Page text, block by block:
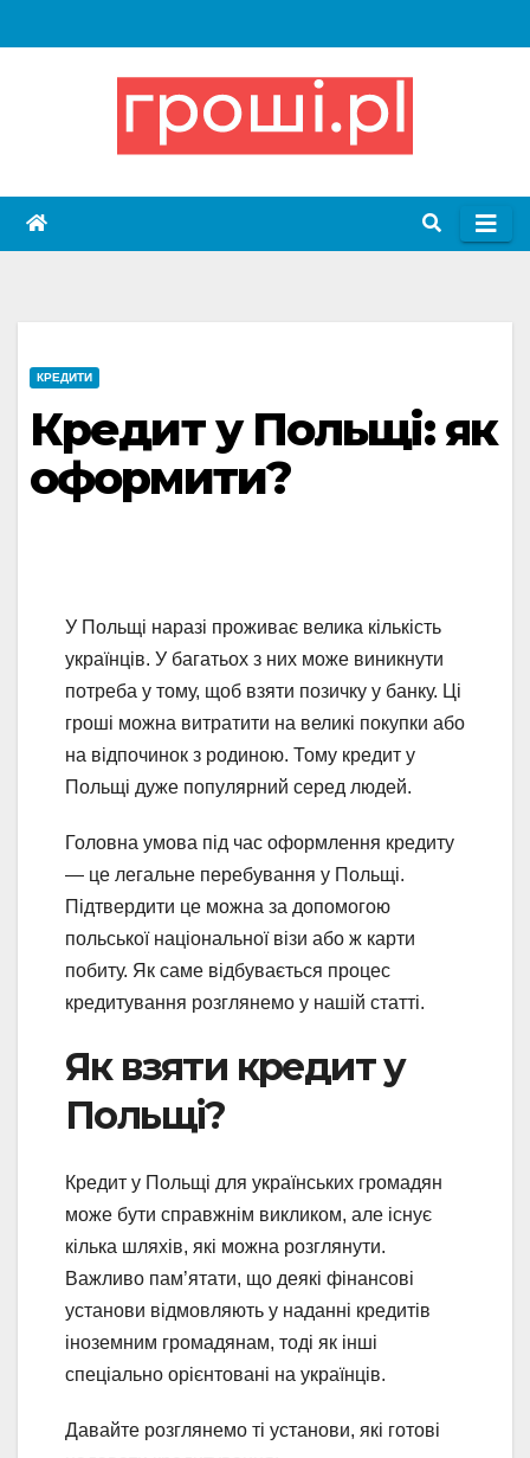
to
КРЕДИТИ
Кредит у Польщі: як
оформити?
У Польщі наразі проживає велика кількість
українців. У багатьох з них може виникнути
потреба у тому, щоб взяти позичку у банку. Ці
гроші можна витратити на великі покупки або
на відпочинок з родиною. Тому кредит у
Польщі дуже популярний серед людей.
Головна умова під час оформлення кредиту
— це легальне перебування у Польщі.
Підтвердити це можна за допомогою
польської національної візи або ж карти
побиту. Як саме відбувається процес
кредитування розглянемо у нашій статті.
Як взяти кредит у
Польщі?
Кредит у Польщі для українських громадян
може бути справжнім викликом, але існує
кілька шляхів, які можна розглянути.
Важливо пам’ятати, що деякі фінансові
установи відмовляють у наданні кредитів
іноземним громадянам, тоді як інші
спеціально орієнтовані на українців.
Давайте розглянемо ті установи, які готові